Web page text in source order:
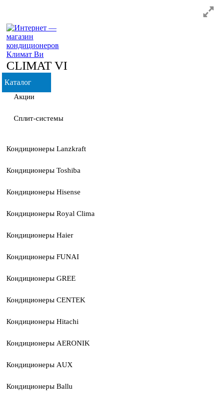
CLIMAT VI
Каталог
Акции
Сплит-системы
Кондиционеры Lanzkraft
Кондиционеры Toshiba
Кондиционеры Hisense
Кондиционеры Royal Clima
Кондиционеры Haier
Кондиционеры FUNAI
Кондиционеры GREE
Кондиционеры CENTEK
Кондиционеры Hitachi
Кондиционеры AERONIK
Кондиционеры AUX
Кондиционеры Ballu